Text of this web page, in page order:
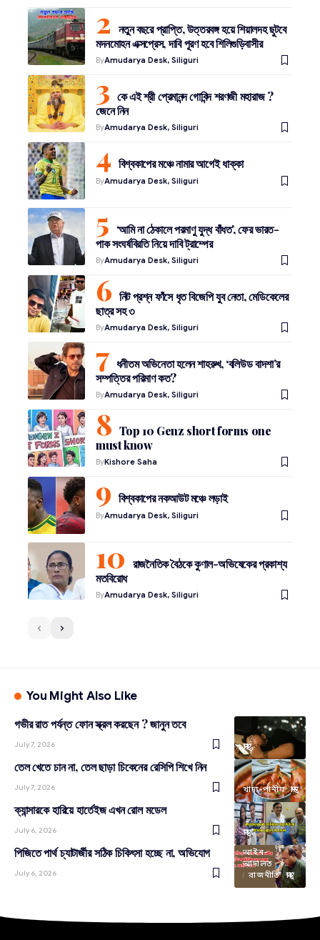
নতুন বছরে প্রাপ্তি, উত্তরবঙ্গ হয়ে শিয়ালদহ ছুটবে
মদনমোহন এক্সপ্রেস, দাবি পূরণ হবে শিলিগুড়িবাসীর
ByAmudarya Desk, Siliguri
কে এই শ্রী প্রেমানন্দ গোবিন্দ শরণজী মহারাজ ?
জেনে নিন
ByAmudarya Desk, Siliguri
বিশ্বকাপের মঞ্চে নামার আগেই ধাক্কা
ByAmudarya Desk, Siliguri
‘আমি না ঠেকালে পরমাণু যুদ্ধ বাঁধত’, ফের ভারত-
পাক সংঘর্ষবিরতি নিয়ে দাবি ট্রাম্পের
ByAmudarya Desk, Siliguri
নিট প্রশ্ন ফাঁসে ধৃত বিজেপি যুব নেতা, মেডিকেলের
ছাত্র সহ ৩
ByAmudarya Desk, Siliguri
ধনীতম অভিনেতা হলেন শাহরুখ, ‘বলিউড বাদশা’র
সম্পত্তির পরিমাণ কত?
ByAmudarya Desk, Siliguri
Top 10 Genz short forms one
must know
ByKishore Saha
বিশ্বকাপের নকআউট মঞ্চে লড়াই
ByAmudarya Desk, Siliguri
রাজনৈতিক বৈঠকে কুণাল-অভিষেকের প্রকাশ্য
মতবিরোধ
ByAmudarya Desk, Siliguri
You Might Also Like
স্বাস্থ্য
গভীর রাত পর্যন্ত ফোন স্ক্রল করছেন ? জানুন তবে
July 7, 2026
খাদ্য-পানীয় স্বাস্থ্য
তেল খেতে চান না, তেল ছাড়া চিকেনের রেসিপি শিখে নিন
July 7, 2026
স্বাস্থ্য
ক্যান্সারকে হারিয়ে হার্তেইজ এখন রোল মডেল
July 6, 2026
আইন-
আদালত
রাজনীতি স্বাস্থ্য
পিজিতে পার্থ চ্যাটার্জীর সঠিক চিকিৎসা হচ্ছে না, অভিযোগ
July 6, 2026